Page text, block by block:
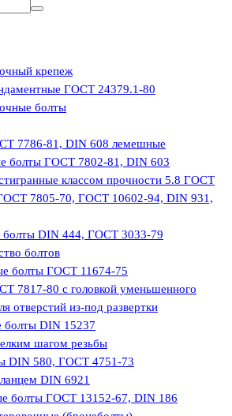
крепеж
ГОСТ 24379.1-80
болты
7786-81, DIN 608 лемешные
болты ГОСТ 7802-81, DIN 603
классом прочности 5.8 ГОСТ
7805-70, ГОСТ 10602-94, DIN 931,
болты DIN 444, ГОСТ 3033-79
болтов
болты ГОСТ 11674-75
7817-80 с головкой уменьшенного
отверстий из-под развертки
болты DIN 15237
шагом резьбы
DIN 580, ГОСТ 4751-73
DIN 6921
болты ГОСТ 13152-67, DIN 186